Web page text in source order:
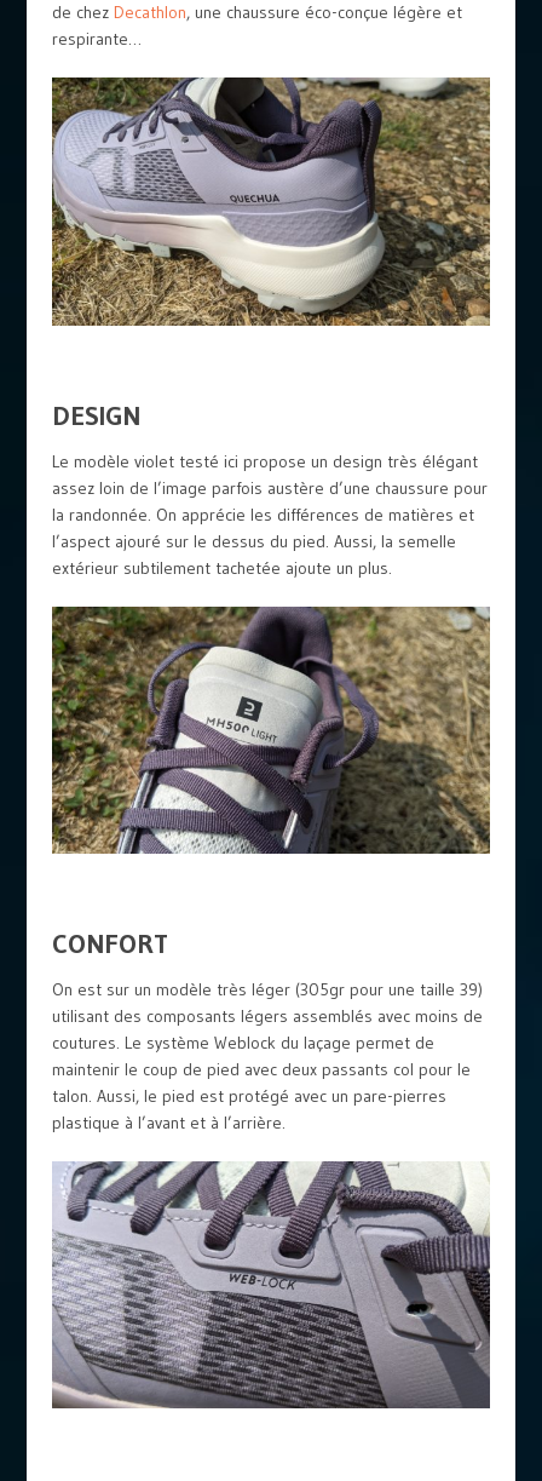
de chez Decathlon, une chaussure éco-conçue légère et
respirante…
DESIGN
Le modèle violet testé ici propose un design très élégant
assez loin de l’image parfois austère d’une chaussure pour
la randonnée. On apprécie les différences de matières et
l’aspect ajouré sur le dessus du pied. Aussi, la semelle
extérieur subtilement tachetée ajoute un plus.
CONFORT
On est sur un modèle très léger (305gr pour une taille 39)
utilisant des composants légers assemblés avec moins de
coutures. Le système Weblock du laçage permet de
maintenir le coup de pied avec deux passants col pour le
talon. Aussi, le pied est protégé avec un pare-pierres
plastique à l’avant et à l’arrière.